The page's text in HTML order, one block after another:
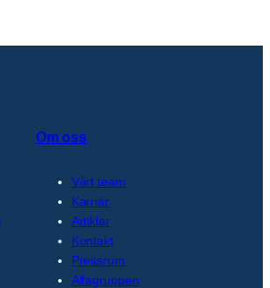
Om oss
Vårt team
Karriär
Artiklar
Kontakt
Pressrum
Alfagruppen